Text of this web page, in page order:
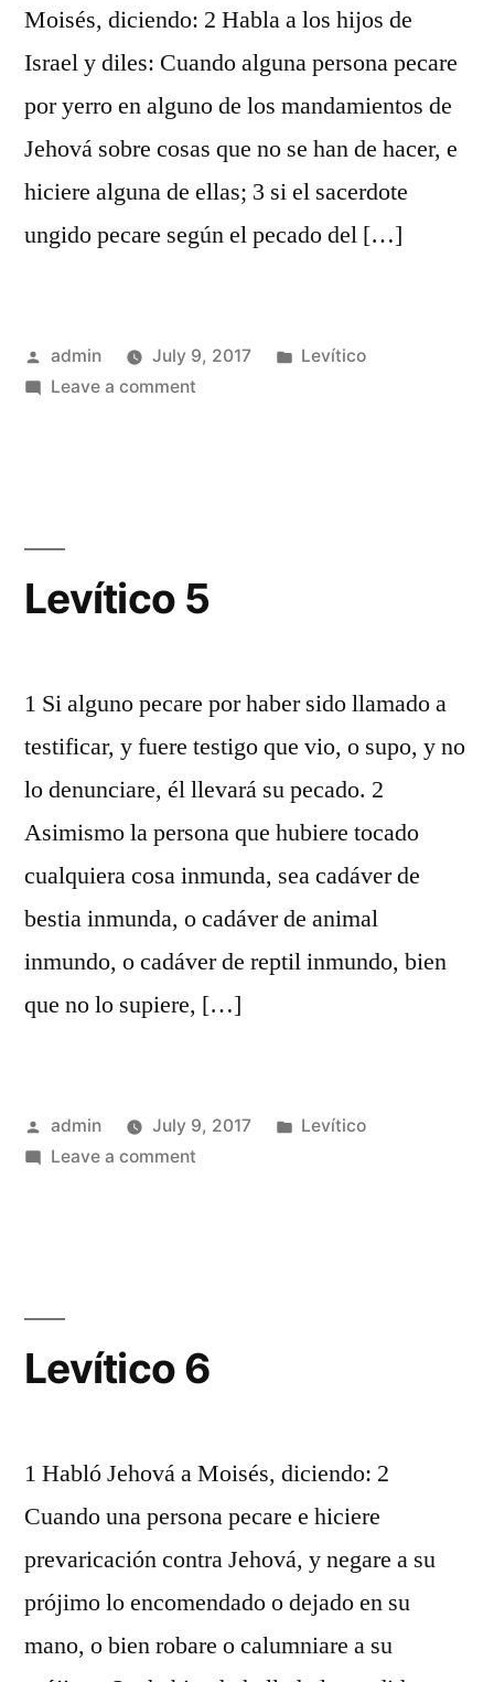
Moisés, diciendo: 2 Habla a los hijos de
Israel y diles: Cuando alguna persona pecare
por yerro en alguno de los mandamientos de
Jehová sobre cosas que no se han de hacer, e
hiciere alguna de ellas; 3 si el sacerdote
ungido pecare según el pecado del […]
Posted
by
admin July 9, 2017
Posted
Levítico
Leave a commenton
Levítico 5
1 Si alguno pecare por haber sido llamado a
testificar, y fuere testigo que vio, o supo, y no
lo denunciare, él llevará su pecado. 2
Asimismo la persona que hubiere tocado
cualquiera cosa inmunda, sea cadáver de
bestia inmunda, o cadáver de animal
inmundo, o cadáver de reptil inmundo, bien
que no lo supiere, […]
Posted
by
admin July 9, 2017
Posted
Levítico
Leave a commenton
Levítico 6
1 Habló Jehová a Moisés, diciendo: 2
Cuando una persona pecare e hiciere
prevaricación contra Jehová, y negare a su
prójimo lo encomendado o dejado en su
mano, o bien robare o calumniare a su